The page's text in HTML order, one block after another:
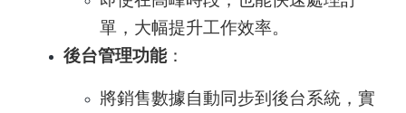
單，大幅提升工作效率。
後台管理功能：
將銷售數據自動同步到後台系統，實